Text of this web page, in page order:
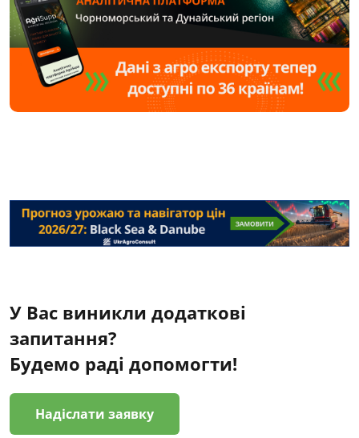
У Вас виникли додаткові
запитання?
Будемо раді допомогти!
Надіслати заявку